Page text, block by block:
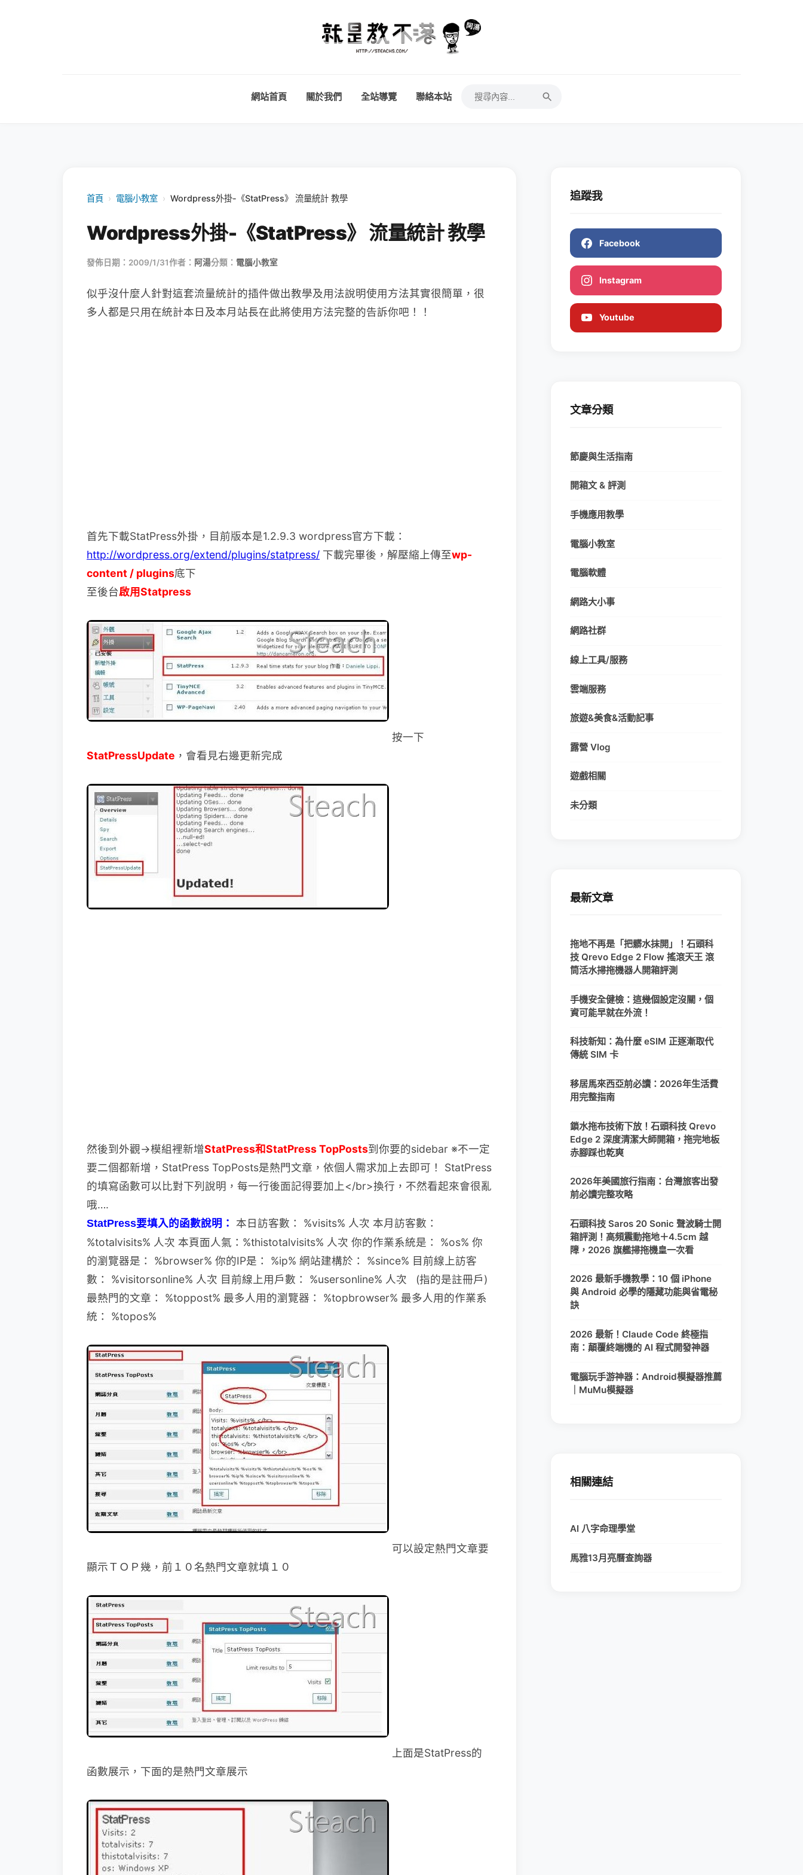
網站首頁 關於我們 全站導覽 聯絡本站
首頁 › 電腦小教室 › Wordpress外掛-《StatPress》 流量統計 教學
Wordpress外掛-《StatPress》 流量統計 教學
發佈日期：2009/1/31作者： 阿湯分類： 電腦小教室
似乎沒什麼人針對這套流量統計的插件做出教學及用法說明使用方法其實很簡單，很
多人都是只用在統計本日及本月站長在此將使用方法完整的告訴你吧！！
首先下載StatPress外掛，目前版本是1.2.9.3 wordpress官方下載：
http://wordpress.org/extend/plugins/statpress/ 下載完畢後，解壓縮上傳至wp-
content / plugins底下
至後台啟用Statpress
按一下
StatPressUpdate ，會看見右邊更新完成
然後到外觀→模組裡新增StatPress和StatPress TopPosts到你要的sidebar ※不一定
要二個都新增，StatPress TopPosts是熱門文章， 依個人需求加上去即可！
StatPress
的填寫函數可以比對下列說明，每一行後面記得要加上</br>換行， 不然看起來會很亂
哦….
StatPress要填入的函數說明：
本日訪客數： %visits% 人次 本月訪客數：
%totalvisits% 人次 本頁面人氣：%thistotalvisits% 人次 你的作業系統是： %os% 你
的瀏覽器是： %browser% 你的IP是： %ip% 網站建構於： %since% 目前線上訪客
數： %visitorsonline% 人次 目前線上用戶數： %usersonline% 人次 (指的是註冊戶)
最熱門的文章： %toppost% 最多人用的瀏覽器： %topbrowser% 最多人用的作業系
統： %topos%
可以設定熱門文章要
顯示ＴＯＰ幾，前１０名熱門文章就填１０
上面是StatPress的
函數展示，下面的是熱門文章展示
追蹤我
Facebook
Instagram
Youtube
文章分類
節慶與生活指南
開箱文 & 評測
手機應用教學
電腦小教室
電腦軟體
網路大小事
網路社群
線上工具/服務
雲端服務
旅遊&美食&活動記事
露營 Vlog
遊戲相關
未分類
最新文章
拖地不再是「把髒水抹開」！石頭科
技 Qrevo Edge 2 Flow 搖滾天王 滾
筒活水掃拖機器人開箱評測
手機安全健檢：這幾個設定沒關，個
資可能早就在外流！
科技新知：為什麼 eSIM 正逐漸取代
傳統 SIM 卡
移居馬來西亞前必讀：2026年生活費
用完整指南
鎖水拖布技術下放！石頭科技 Qrevo
Edge 2 深度清潔大師開箱，拖完地板
赤腳踩也乾爽
2026年美國旅行指南：台灣旅客出發
前必讀完整攻略
石頭科技 Saros 20 Sonic 聲波騎士開
箱評測！高頻震動拖地＋4.5cm 越
障，2026 旗艦掃拖機皇一次看
2026 最新手機教學：10 個 iPhone
與 Android 必學的隱藏功能與省電秘
訣
2026 最新！Claude Code 終極指
南：顛覆終端機的 AI 程式開發神器
電腦玩手游神器：Android模擬器推薦
｜MuMu模擬器
相關連結
AI 八字命理學堂
馬雅13月亮曆查詢器